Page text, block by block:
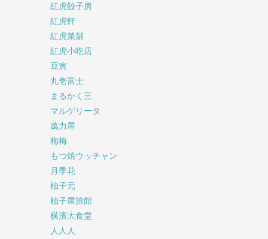
紅虎餃子房
紅虎軒
紅虎菜舗
紅虎小吃店
豆寅
丸壱富士
まるかく三
マルゲリータ
萬力屋
梅梅
もつ焼ウッチャン
月季花
柚子元
柚子屋旅館
横濱大食堂
人人人